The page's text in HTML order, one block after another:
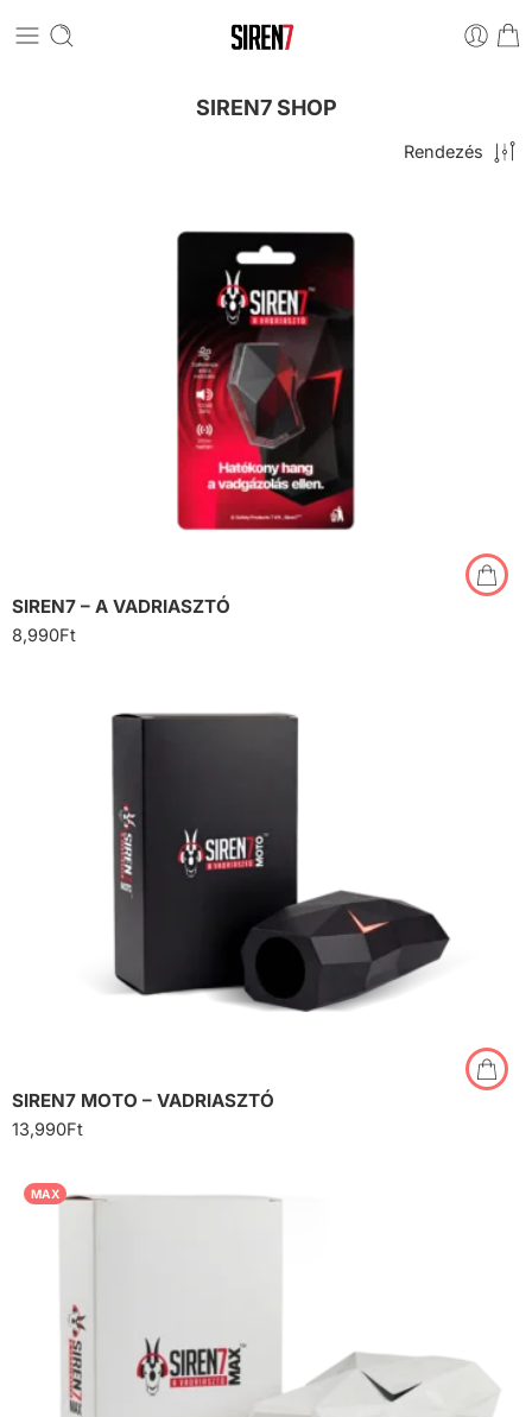
SIREN7 SHOP
Rendezés
SIREN7 – A VADRIASZTÓ
8,990Ft
SIREN7 MOTO – VADRIASZTÓ
13,990Ft
Ipari tépőzárral (motorhoz)
MAX